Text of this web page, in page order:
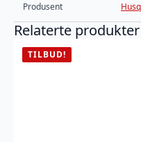
Produsent
Relaterte produkter
TILBUD!